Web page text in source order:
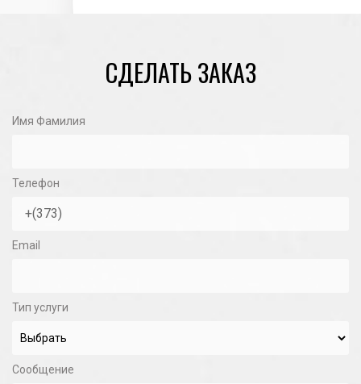
СДЕЛАТЬ ЗАКАЗ
Имя Фамилия
Телефон
Email
Тип услуги
Сообщение